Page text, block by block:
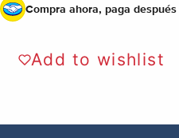
Compra ahora, paga después
Add to wishlist